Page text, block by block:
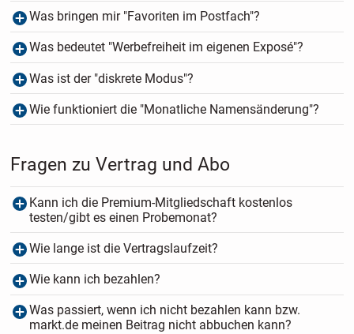
Was bringen mir "Favoriten im Postfach"?
Was bedeutet "Werbefreiheit im eigenen Exposé"?
Was ist der "diskrete Modus"?
Wie funktioniert die "Monatliche Namensänderung"?
Fragen zu Vertrag und Abo
Kann ich die Premium-Mitgliedschaft kostenlos
testen/gibt es einen Probemonat?
Wie lange ist die Vertragslaufzeit?
Wie kann ich bezahlen?
Was passiert, wenn ich nicht bezahlen kann bzw.
markt.de meinen Beitrag nicht abbuchen kann?